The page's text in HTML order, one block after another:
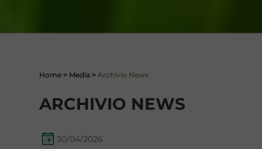
Home > Media > Archivio News
ARCHIVIO NEWS
30/04/2026